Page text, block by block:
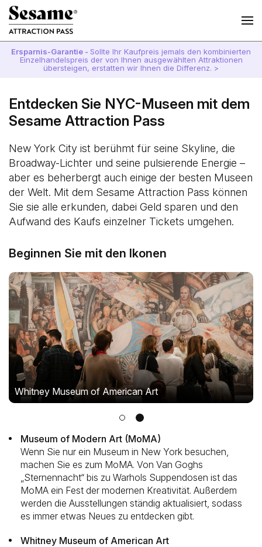
Ersparnis-Garantie - Sollte Ihr Kaufpreis jemals den kombinierten
Einzelhandelspreis der von Ihnen ausgewählten Attraktionen
übersteigen, erstatten wir Ihnen die Differenz. >
Entdecken Sie NYC-Museen mit dem
Sesame Attraction Pass
New York City ist berühmt für seine Skyline, die
Broadway-Lichter und seine pulsierende Energie –
aber es beherbergt auch einige der besten Museen
der Welt. Mit dem Sesame Attraction Pass können
Sie sie alle erkunden, dabei Geld sparen und den
Aufwand des Kaufs einzelner Tickets umgehen.
Beginnen Sie mit den Ikonen
Whitney Museum of American Art
Museum of Modern Art (MoMA)
Wenn Sie nur ein Museum in New York besuchen,
machen Sie es zum MoMA. Von Van Goghs
„Sternennacht“ bis zu Warhols Suppendosen ist das
MoMA ein Fest der modernen Kreativität. Außerdem
werden die Ausstellungen ständig aktualisiert, sodass
es immer etwas Neues zu entdecken gibt.
Whitney Museum of American Art